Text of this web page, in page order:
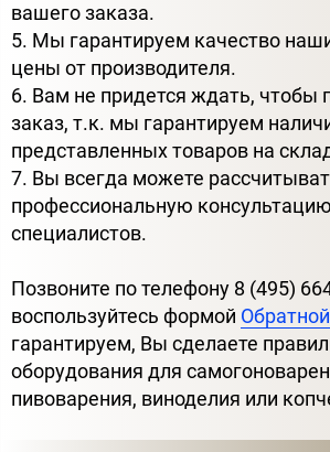
вашего заказа.
5. Мы гарантируем качество
цены от производителя.
6. Вам не придется ждать, чтобы
заказ, т.к. мы гарантируем
представленных товаров на
7. Вы всегда можете
профессиональную
специалистов.
Позвоните по телефону 8 (495)
воспользуйтесь формой
гарантируем, Вы сделаете
оборудования для
пивоварения, виноделия или